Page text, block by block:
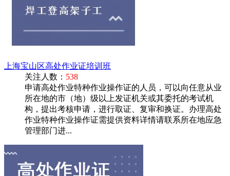
上海宝山区高处作业证培训班
关注人数： 538
申请高处作业特种作业操作证的人员，可以向任意从业
所在地的市（地）级以上发证机关或其委托的考试机
构，提出考核申请，进行取证、复审和换证。办理高处
作业特种作业操作证需提供资料详情请联系所在地应急
管理部门进...